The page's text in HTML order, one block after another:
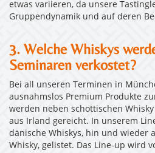
etwas variieren, da unsere
Gruppendynamik und auf deren
3. Welche Whiskys
Seminaren verkostet?
Bei all unseren Terminen in
ausnahmslos Premium Produkte
werden neben schottischen
aus Irland gereicht. In unserem
dänische Whiskys, hin und wieder
Whisky, gelistet. Das Line-up wird